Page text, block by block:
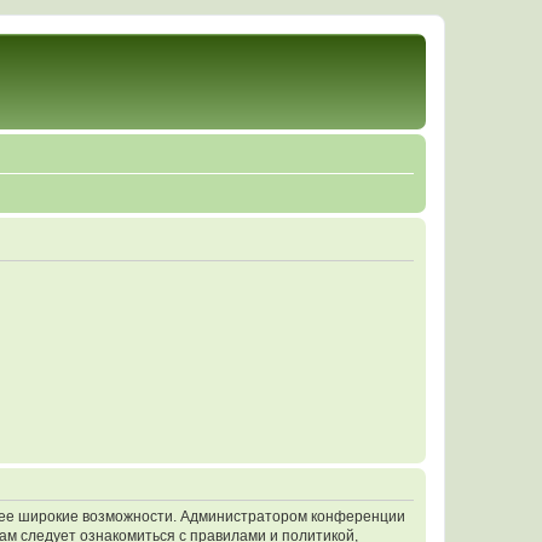
широкие возможности. Администратором конференции
следует ознакомиться с правилами и политикой,